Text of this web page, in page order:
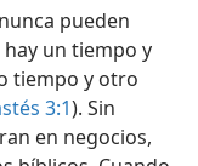
pueden
un tiempo y
tiempo y otro
3:1). Sin
en negocios,